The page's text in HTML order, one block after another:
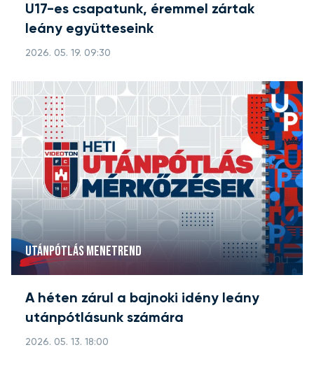
U17-es csapatunk, éremmel zártak
leány együtteseink
2026. 05. 19. 09:30
UTÁNPÓTLÁS MENETREND
A héten zárul a bajnoki idény leány
utánpótlásunk számára
2026. 05. 13. 18:00